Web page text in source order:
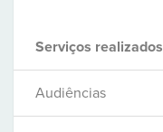
Serviços realizados
Audiências